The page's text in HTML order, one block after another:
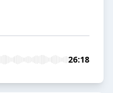
26:18